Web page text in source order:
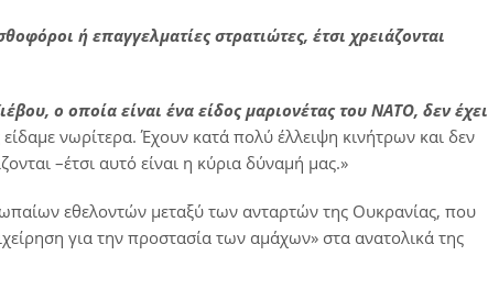
ή επαγγελματίες στρατιώτες, έτσι χρειάζονται
ο οποία είναι ένα είδος μαριονέτας του ΝΑΤΟ, δεν έχει
νωρίτερα. Έχουν κατά πολύ έλλειψη κινήτρων και δεν
–έτσι αυτό είναι η κύρια δύναμή μας.»
εθελοντών μεταξύ των ανταρτών της Ουκρανίας, που
για την προστασία των αμάχων» στα ανατολικά της